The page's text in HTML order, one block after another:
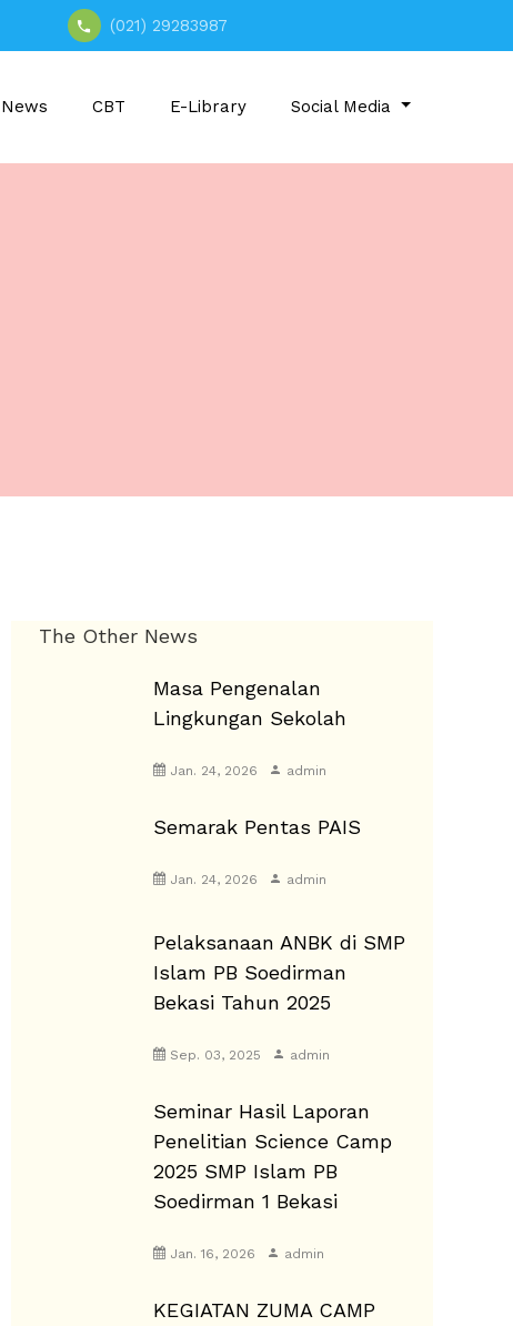
(021) 29283987
News CBT E-Library Social Media
The Other News
Masa Pengenalan
Lingkungan Sekolah
Jan. 24, 2026 admin
Semarak Pentas PAIS
Jan. 24, 2026 admin
Pelaksanaan ANBK di SMP
Islam PB Soedirman
Bekasi Tahun 2025
Sep. 03, 2025 admin
Seminar Hasil Laporan
Penelitian Science Camp
2025 SMP Islam PB
Soedirman 1 Bekasi
Jan. 16, 2026 admin
KEGIATAN ZUMA CAMP